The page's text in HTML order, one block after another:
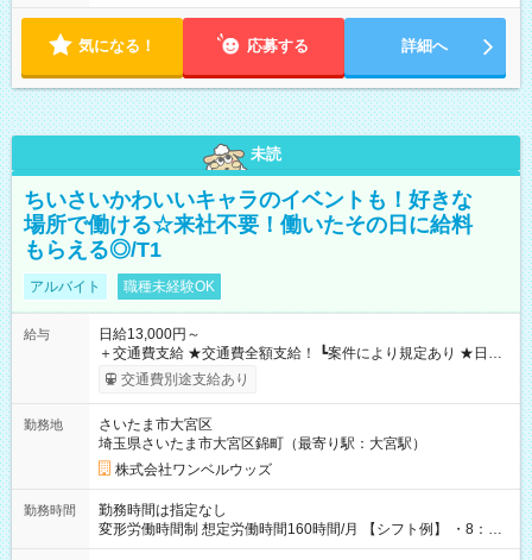
気になる！ 応募する 詳細へ
未読
ちいさいかわいいキャラのイベントも！好きな
場所で働ける☆来社不要！働いたその日に給料
もらえる◎/T1
アルバイト 職種未経験OK
給与
日給13,000円～
＋交通費支給 ★交通費全額支給！ ┗案件により規定あり ★日払
いOK！（規定あり） ┗働いたその日に現金GET♪ お仕事後はコ
ンビニATMから 日払い分を引き落とせます！ 【試用期間】試
交通費別途支給あり
勤務地
さいたま市大宮区
埼玉県さいたま市大宮区錦町（最寄り駅：大宮駅）
株式会社ワンベルウッズ
勤務時間
勤務時間は指定なし
変形労働時間制 想定労働時間160時間/月 【シフト例】 ・8：00
～21：00